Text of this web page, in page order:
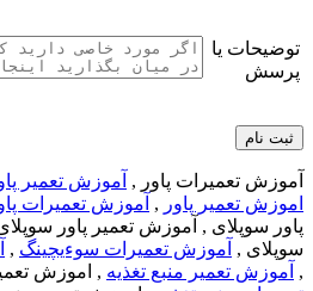
توضیحات یا
پرسش
آموزش تعمیرات پاور , آموزش تعمیر
اموزش تعمیر پاور , آموزش تعمیرات
پاور سوپلای , آموزش تعمیر پاور
سوپلای , آموزش تعمیرات سوءیچینگ ,
, آموزش تعمیر منبع تغذیه , اموزش